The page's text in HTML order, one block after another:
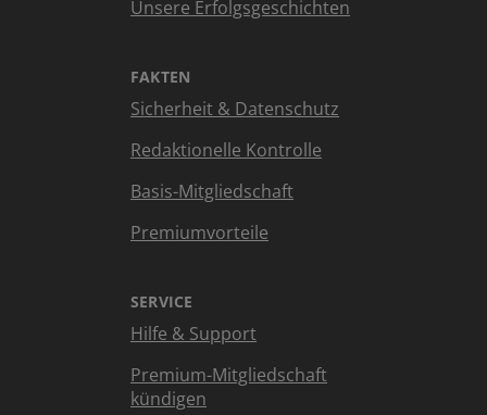
Unsere Erfolgsgeschichten
FAKTEN
Sicherheit & Datenschutz
Redaktionelle Kontrolle
Basis-Mitgliedschaft
Premiumvorteile
SERVICE
Hilfe & Support
Premium-Mitgliedschaft
kündigen